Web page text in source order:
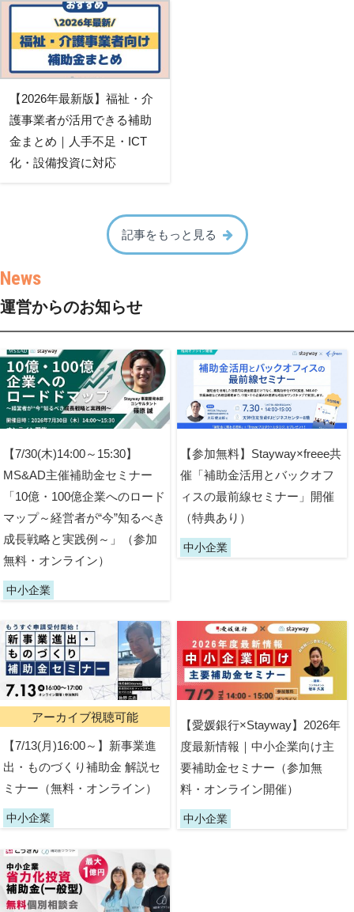
【2026年最新版】福祉・介
護事業者が活用できる補助
金まとめ｜人手不足・ICT
化・設備投資に対応
記事をもっと見る
運営からのお知らせ
【7/30(木)14:00～15:30】
MS&AD主催補助金セミナー
「10億・100億企業へのロード
マップ～経営者が“今”知るべき
成長戦略と実践例～」（参加
無料・オンライン）
中小企業
【参加無料】Stayway×freee共
催「補助金活用とバックオフ
ィスの最前線セミナー」開催
（特典あり）
中小企業
アーカイブ視聴可能
【7/13(月)16:00～】新事業進
出・ものづくり補助金 解説セ
ミナー（無料・オンライン）
中小企業
【愛媛銀行×Stayway】2026年
度最新情報｜中小企業向け主
要補助金セミナー（参加無
料・オンライン開催）
中小企業